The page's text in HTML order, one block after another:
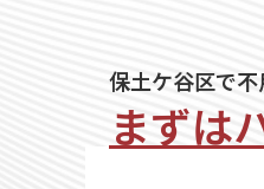
保土ケ谷区で
まずは